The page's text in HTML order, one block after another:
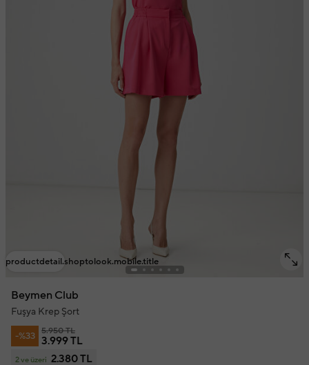
productdetail.shoptolook.mobile.title
Beymen Club
Fuşya Krep Şort
-%33 5.950 TL
3.999 TL
2 ve üzeri 2.380 TL